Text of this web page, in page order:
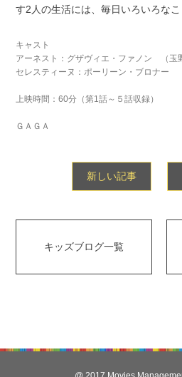
す2人の生活には、毎日いろいろなこ
キャスト
アーネスト：グザヴィエ・ファノン （玉
セレスティーヌ：ポーリーン・ブロナー
上映時間：60分（第1話～５話収録）
ＧＡＧＡ
新しい記事
キッズブログ一覧